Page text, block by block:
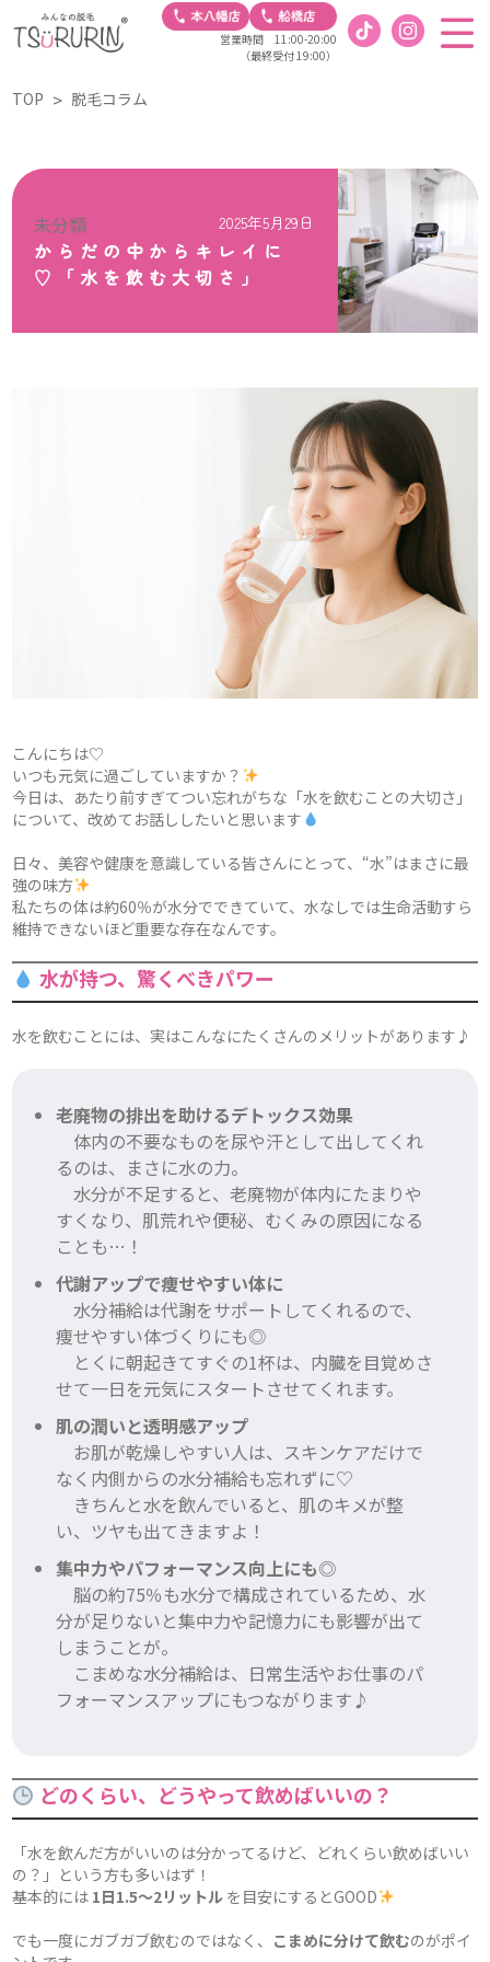
営業時間 11:00-20:00
（最終受付 19:00）
TOP 脱毛コラム
未分類 2025年5月29日
からだの中からキレイに
♡「水を飲む大切さ」
こんにちは♡
いつも元気に過ごしていますか？
今日は、あたり前すぎてつい忘れがちな「水を飲むことの大切さ」
について、改めてお話ししたいと思います
日々、美容や健康を意識している皆さんにとって、“水”はまさに最
強の味方
私たちの体は約60％が水分でできていて、水なしでは生命活動すら
維持できないほど重要な存在なんです。
水が持つ、驚くべきパワー
水を飲むことには、実はこんなにたくさんのメリットがあります♪
老廃物の排出を助けるデトックス効果
体内の不要なものを尿や汗として出してくれ
るのは、まさに水の力。
水分が不足すると、老廃物が体内にたまりや
すくなり、肌荒れや便秘、むくみの原因になる
ことも…！
代謝アップで痩せやすい体に
水分補給は代謝をサポートしてくれるので、
痩せやすい体づくりにも◎
とくに朝起きてすぐの1杯は、内臓を目覚めさ
せて一日を元気にスタートさせてくれます。
肌の潤いと透明感アップ
お肌が乾燥しやすい人は、スキンケアだけで
なく内側からの水分補給も忘れずに♡
きちんと水を飲んでいると、肌のキメが整
い、ツヤも出てきますよ！
集中力やパフォーマンス向上にも◎
脳の約75％も水分で構成されているため、水
分が足りないと集中力や記憶力にも影響が出て
しまうことが。
こまめな水分補給は、日常生活やお仕事のパ
フォーマンスアップにもつながります♪
どのくらい、どうやって飲めばいいの？
「水を飲んだ方がいいのは分かってるけど、どれくらい飲めばいい
の？」という方も多いはず！
基本的には 1日1.5〜2リットル を目安にするとGOOD
でも一度にガブガブ飲むのではなく、 こまめに分けて飲むのがポイ